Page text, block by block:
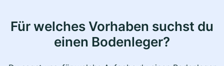
Für welches Vorhaben suchst du
einen Bodenleger?